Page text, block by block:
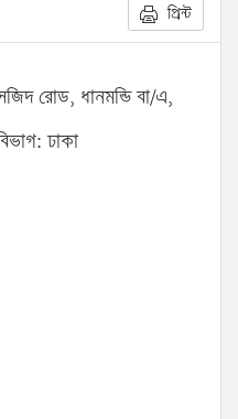
প্রিন্ট
রোড, ধানমন্ডি বা/এ,
ঢাকা